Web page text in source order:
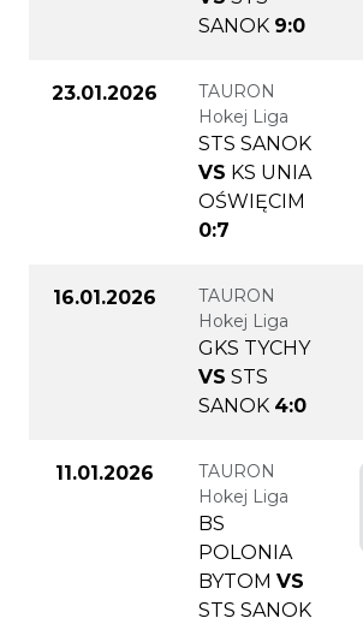
SANOK 9:0
23.01.2026
TAURON
Hokej Liga
STS SANOK
VS KS UNIA
OŚWIĘCIM
0:7
16.01.2026
TAURON
Hokej Liga
GKS TYCHY
VS STS
SANOK 4:0
11.01.2026
TAURON
Hokej Liga
BS
POLONIA
BYTOM VS
STS SANOK